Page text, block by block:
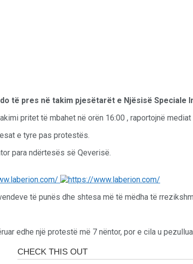
të pres në takim pjesëtarët e Njësisë Speciale
pritet të mbahet në orën 16:00 , raportojnë mediat
e tyre pas protestës.
para ndërtesës së Qeverisë.
të punës dhe shtesa më të mëdha të
edhe një protestë më 7 nëntor, por e cila u